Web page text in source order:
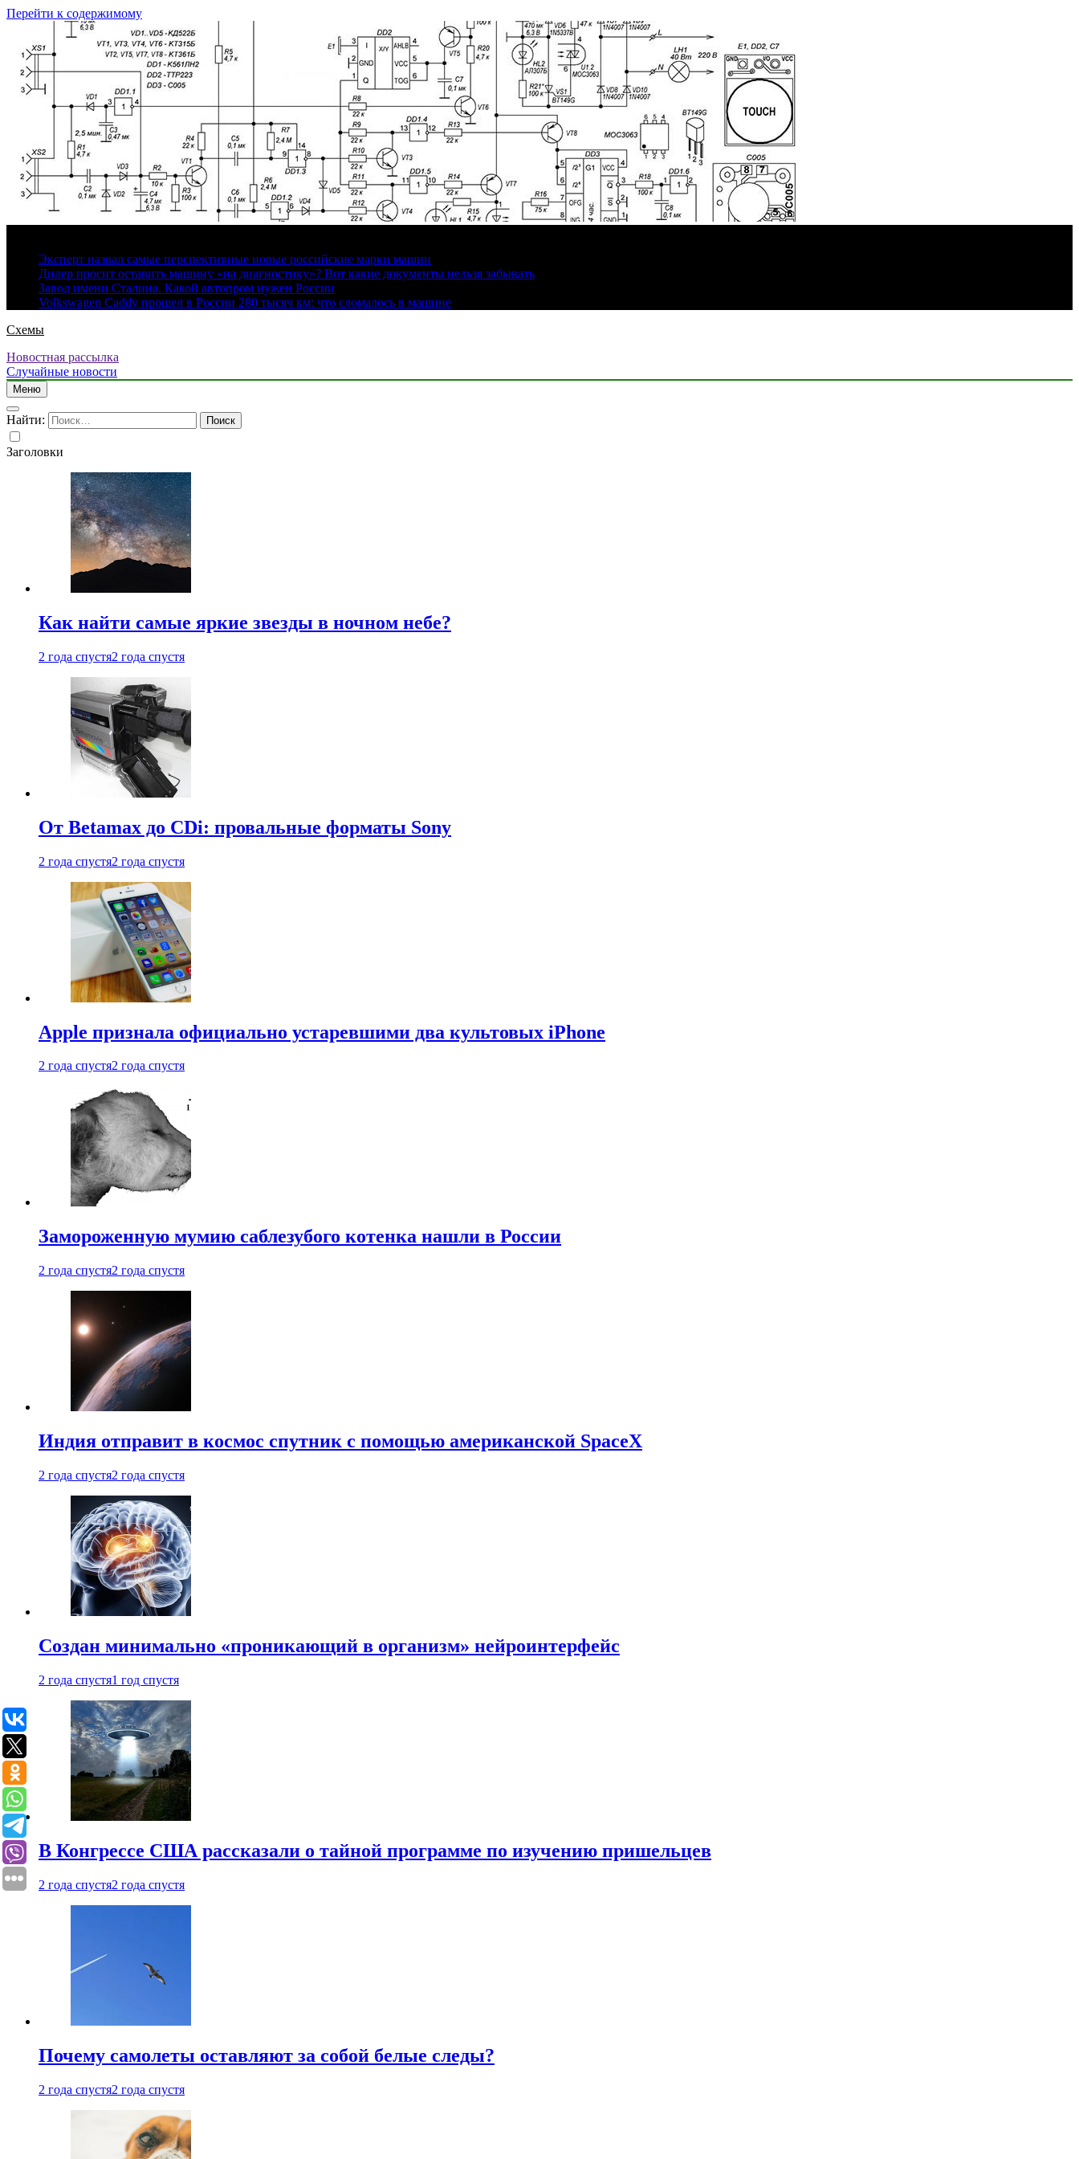
Перейти к содержимому
Эксперт назвал самые перспективные новые российские марки машин
Дилер просит оставить машину «на диагностику»? Вот какие документы нельзя забывать
Завод имени Сталина. Какой автопром нужен России
Volkswagen Caddy прошел в России 280 тысяч км: что сломалось в машине
Схемы
Новостная рассылка
Случайные новости
Меню
Найти:
Заголовки
Как найти самые яркие звезды в ночном небе?
2 года спустя2 года спустя
От Betamax до CDi: провальные форматы Sony
2 года спустя2 года спустя
Apple признала официально устаревшими два культовых iPhone
2 года спустя2 года спустя
Замороженную мумию саблезубого котенка нашли в России
2 года спустя2 года спустя
Индия отправит в космос спутник с помощью американской SpaceX
2 года спустя2 года спустя
Создан минимально «проникающий в организм» нейроинтерфейс
2 года спустя1 год спустя
В Конгрессе США рассказали о тайной программе по изучению пришельцев
2 года спустя2 года спустя
Почему самолеты оставляют за собой белые следы?
2 года спустя2 года спустя